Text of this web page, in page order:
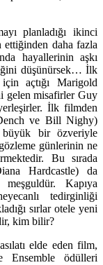
planladığı ikinci
daha fazla
hayallerinin aşkı
düşünürsek… İlk
açtığı Marigold
gelen misafirler Guy
İlk filmden
ve Bill Nighy)
büyük bir özveriyle
günlerinin ne
Bu sırada
Hardcastle) da
Kapıya
tedirginliği
sırlar otele yeni
kim bilir?
elde eden film,
ödülleri